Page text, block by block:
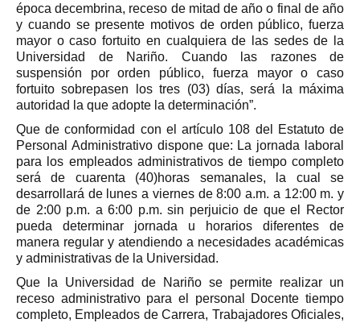
época decembrina, receso de mitad de año o final de año
y cuando se presente motivos de orden público, fuerza
mayor o caso fortuito en cualquiera de las sedes de la
Universidad de Nariño. Cuando las razones de
suspensión por orden público, fuerza mayor o caso
fortuito sobrepasen los tres (03) días, será la máxima
autoridad la que adopte la determinación”.
Que de conformidad con el artículo 108 del Estatuto de
Personal Administrativo dispone que: La jornada laboral
para los empleados administrativos de tiempo completo
será de cuarenta (40)horas semanales, la cual se
desarrollará de lunes a viernes de 8:00 a.m. a 12:00 m. y
de 2:00 p.m. a 6:00 p.m. sin perjuicio de que el Rector
pueda determinar jornada u horarios diferentes de
manera regular y atendiendo a necesidades académicas
y administrativas de la Universidad.
Que la Universidad de Nariño se permite realizar un
receso administrativo para el personal Docente tiempo
completo, Empleados de Carrera, Trabajadores Oficiales,